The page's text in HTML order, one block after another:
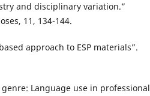
and disciplinary variation.”
11, 134-144.
approach to ESP materials”.
Language use in professional